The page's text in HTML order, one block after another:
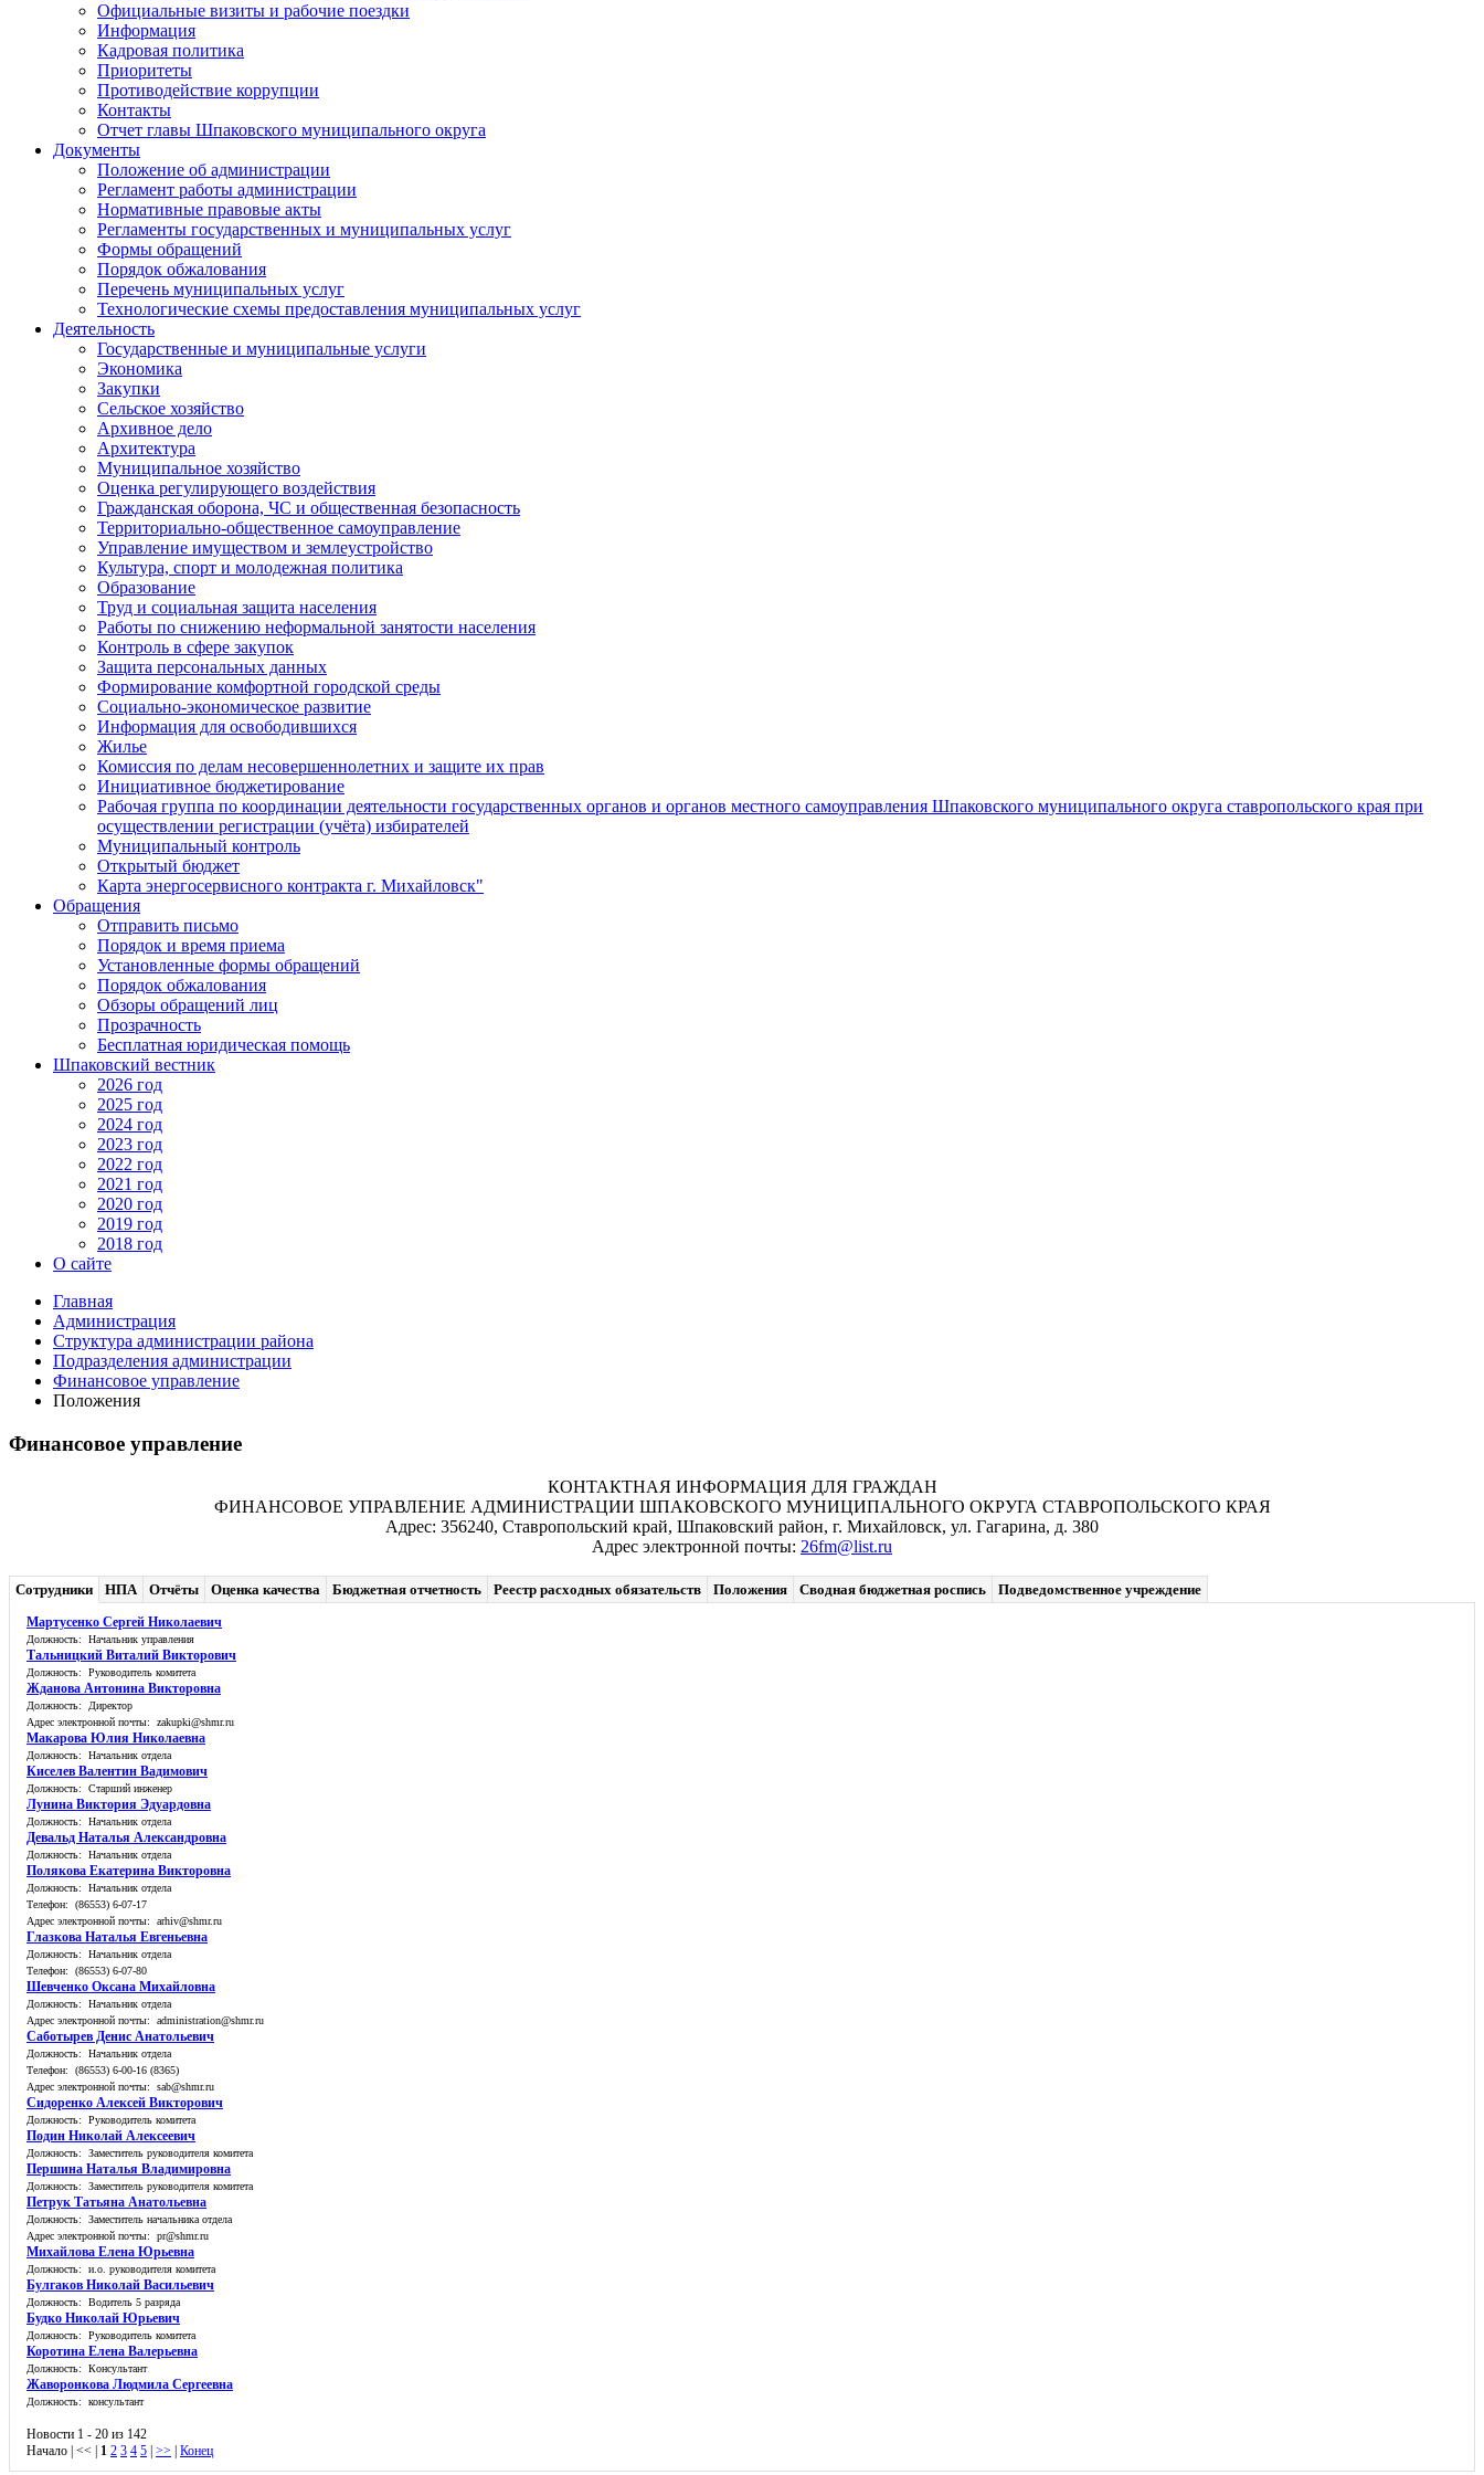
Официальные визиты и рабочие поездки
Информация
Кадровая политика
Приоритеты
Противодействие коррупции
Контакты
Отчет главы Шпаковского муниципального округа
Документы
Положение об администрации
Регламент работы администрации
Нормативные правовые акты
Регламенты государственных и муниципальных услуг
Формы обращений
Порядок обжалования
Перечень муниципальных услуг
Технологические схемы предоставления муниципальных услуг
Деятельность
Государственные и муниципальные услуги
Экономика
Закупки
Сельское хозяйство
Архивное дело
Архитектура
Муниципальное хозяйство
Оценка регулирующего воздействия
Гражданская оборона, ЧС и общественная безопасность
Территориально-общественное самоуправление
Управление имуществом и землеустройство
Культура, спорт и молодежная политика
Образование
Труд и социальная защита населения
Работы по снижению неформальной занятости населения
Контроль в сфере закупок
Защита персональных данных
Формирование комфортной городской среды
Социально-экономическое развитие
Информация для освободившихся
Жилье
Комиссия по делам несовершеннолетних и защите их прав
Инициативное бюджетирование
Рабочая группа по координации деятельности государственных органов и органов местного самоуправления Шпаковского муниципального округа ставропольского края при
осуществлении регистрации (учёта) избирателей
Муниципальный контроль
Открытый бюджет
Карта энергосервисного контракта г. Михайловск"
Обращения
Отправить письмо
Порядок и время приема
Установленные формы обращений
Порядок обжалования
Обзоры обращений лиц
Прозрачность
Бесплатная юридическая помощь
Шпаковский вестник
2026 год
2025 год
2024 год
2023 год
2022 год
2021 год
2020 год
2019 год
2018 год
О сайте
Главная
Администрация
Структура администрации района
Подразделения администрации
Финансовое управление
Положения
Финансовое управление
КОНТАКТНАЯ ИНФОРМАЦИЯ ДЛЯ ГРАЖДАН
ФИНАНСОВОЕ УПРАВЛЕНИЕ АДМИНИСТРАЦИИ ШПАКОВСКОГО МУНИЦИПАЛЬНОГО ОКРУГА СТАВРОПОЛЬСКОГО КРАЯ
Адрес: 356240, Ставропольский край, Шпаковский район, г. Михайловск, ул. Гагарина, д. 380
Адрес электронной почты: 26fm@list.ru
Сотрудники НПА Отчёты Оценка качества Бюджетная отчетность Реестр расходных обязательств Положения Сводная бюджетная роспись Подведомственное учреждение
Мартусенко Сергей Николаевич
Должность: Начальник управления
Тальницкий Виталий Викторович
Должность: Руководитель комитета
Жданова Антонина Викторовна
Должность: Директор
Адрес электронной почты: zakupki@shmr.ru
Макарова Юлия Николаевна
Должность: Начальник отдела
Киселев Валентин Вадимович
Должность: Старший инженер
Лунина Виктория Эдуардовна
Должность: Начальник отдела
Девальд Наталья Александровна
Должность: Начальник отдела
Полякова Екатерина Викторовна
Должность: Начальник отдела
Телефон: (86553) 6-07-17
Адрес электронной почты: arhiv@shmr.ru
Глазкова Наталья Евгеньевна
Должность: Начальник отдела
Телефон: (86553) 6-07-80
Шевченко Оксана Михайловна
Должность: Начальник отдела
Адрес электронной почты: administration@shmr.ru
Саботырев Денис Анатольевич
Должность: Начальник отдела
Телефон: (86553) 6-00-16 (8365)
Адрес электронной почты: sab@shmr.ru
Сидоренко Алексей Викторович
Должность: Руководитель комитета
Подин Николай Алексеевич
Должность: Заместитель руководителя комитета
Першина Наталья Владимировна
Должность: Заместитель руководителя комитета
Петрук Татьяна Анатольевна
Должность: Заместитель начальника отдела
Адрес электронной почты: pr@shmr.ru
Михайлова Елена Юрьевна
Должность: и.о. руководителя комитета
Булгаков Николай Васильевич
Должность: Водитель 5 разряда
Будко Николай Юрьевич
Должность: Руководитель комитета
Коротина Елена Валерьевна
Должность: Консультант
Жаворонкова Людмила Сергеевна
Должность: консультант
Новости 1 - 20 из 142
Начало | << | 1 2 3 4 5 | >> | Конец